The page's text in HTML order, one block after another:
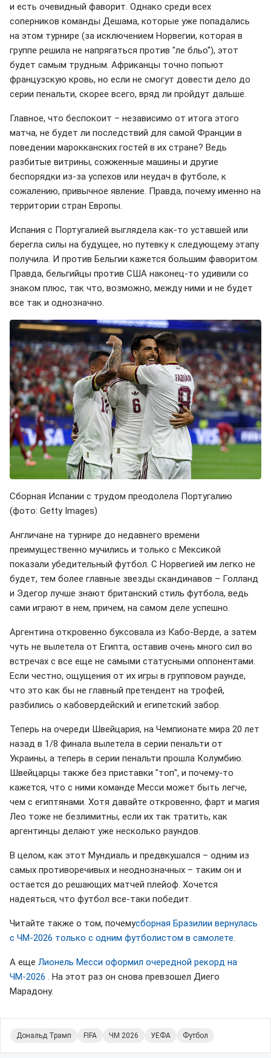
и есть очевидный фаворит. Однако среди всех
соперников команды Дешама, которые уже попадались
на этом турнире (за исключением Норвегии, которая в
группе решила не напрягаться против "ле бльо"), этот
будет самым трудным. Африканцы точно попьют
французскую кровь, но если не смогут довести дело до
серии пенальти, скорее всего, вряд ли пройдут дальше.
Главное, что беспокоит – независимо от итога этого
матча, не будет ли последствий для самой Франции в
поведении марокканских гостей в их стране? Ведь
разбитые витрины, сожженные машины и другие
беспорядки из-за успехов или неудач в футболе, к
сожалению, привычное явление. Правда, почему именно на
территории стран Европы.
Испания с Португалией выглядела как-то уставшей или
берегла силы на будущее, но путевку к следующему этапу
получила. И против Бельгии кажется большим фаворитом.
Правда, бельгийцы против США наконец-то удивили со
знаком плюс, так что, возможно, между ними и не будет
все так и однозначно.
Сборная Испании с трудом преодолела Португалию
(фото: Getty Images)
Англичане на турнире до недавнего времени
преимущественно мучились и только с Мексикой
показали убедительный футбол. С Норвегией им легко не
будет, тем более главные звезды скандинавов – Голланд
и Эдегор лучше знают британский стиль футбола, ведь
сами играют в нем, причем, на самом деле успешно.
Аргентина откровенно буксовала из Кабо-Верде, а затем
чуть не вылетела от Египта, оставив очень много сил во
встречах с все еще не самыми статусными оппонентами.
Если честно, ощущения от их игры в групповом раунде,
что это как бы не главный претендент на трофей,
разбились о кабовердейский и египетский забор.
Теперь на очереди Швейцария, на Чемпионате мира 20 лет
назад в 1/8 финала вылетела в серии пенальти от
Украины, а теперь в серии пенальти прошла Колумбию.
Швейцарцы также без приставки "топ", и почему-то
кажется, что с ними команде Месси может быть легче,
чем с египтянами. Хотя давайте откровенно, фарт и магия
Лео тоже не безлимитны, если их так тратить, как
аргентинцы делают уже несколько раундов.
В целом, как этот Мундиаль и предвкушался – одним из
самых противоречивых и неоднозначных – таким он и
остается до решающих матчей плейоф. Хочется
надеяться, что футбол все-таки победит.
Читайте также о том, почемусборная Бразилии вернулась
с ЧМ-2026 только с одним футболистом в самолете.
А еще Лионель Месси оформил очередной рекорд на
ЧМ-2026 . На этот раз он снова превзошел Диего
Марадону.
Дональд Трамп FIFA ЧМ 2026 УЕФА Футбол